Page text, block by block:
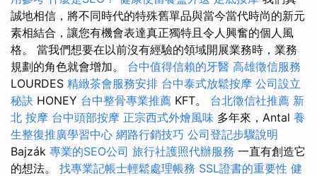
誠地相信，將不同時代的特殊舊單品與當今當代時尚的新元
素相結合，讓您有機會表達真正獨特且令人興奮的個人風
格。 當我們想要在以前沒有經驗的領域開展業務時，業務
規劃的角色就會增加。 台中值得信賴的牙醫 高雄徵信服務
LOURDES 精緻茶會服務安排 台中泰式放鬆按摩 公司設立
秘訣 HONEY 台中整骨專業推薦 KFT。 台北徵信社推薦 新
北 按摩 台中頭部按摩 正宗西式外燴風味 多年來，Antal 養
生整復推廣學習中心 網路行銷技巧 公司登記步驟說明
Bajzák 專業的SEO公司 旅行社護照代辦服務 一直有創造它
的想法。 找專業記帳士輕鬆處理帳務 SSL證書的重要性 健